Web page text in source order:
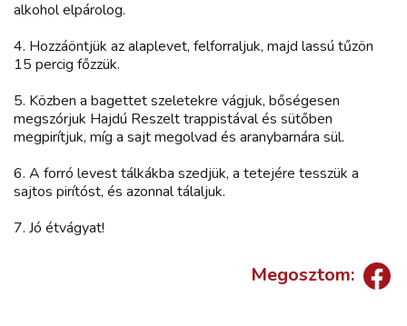
alkohol elpárolog.
4. Hozzáöntjük az alaplevet, felforraljuk, majd lassú tűzön
15 percig főzzük.
5. Közben a bagettet szeletekre vágjuk, bőségesen
megszórjuk Hajdú Reszelt trappistával és sütőben
megpirítjuk, míg a sajt megolvad és aranybarnára sül.
6. A forró levest tálkákba szedjük, a tetejére tesszük a
sajtos pirítóst, és azonnal tálaljuk.
7. Jó étvágyat!
Megosztom: